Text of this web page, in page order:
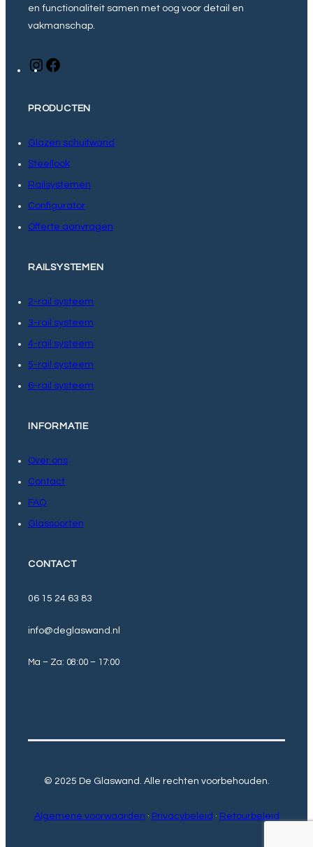
en functionaliteit samen met oog voor detail en
vakmanschap.
t
g
a
m
e
o
k
PRODUCTEN
Glazen schuifwand
Steellook
Railsystemen
Configurator
Offerte aanvragen
RAILSYSTEMEN
2-rail systeem
3-rail systeem
4-rail systeem
5-rail systeem
6-rail systeem
INFORMATIE
Over ons
Contact
FAQ
Glassoorten
CONTACT
06 15 24 63 83
info@deglaswand.nl
Ma – Za: 08:00 – 17:00
© 2025 De Glaswand. Alle rechten voorbehouden.
Algemene voorwaarden · Privacybeleid · Retourbeleid